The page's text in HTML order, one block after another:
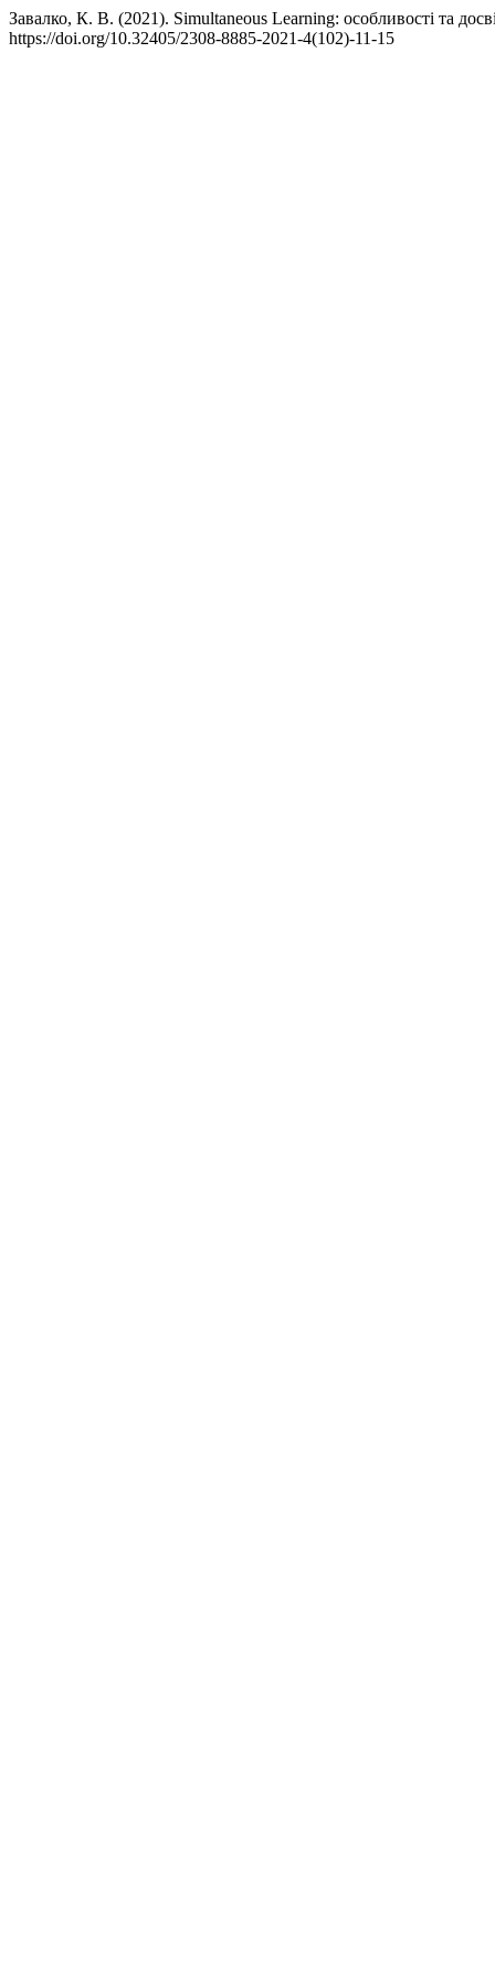
Завалко, К. В. (2021). Simultaneous Learning: особливості та
https://doi.org/10.32405/2308-8885-2021-4(102)-11-15